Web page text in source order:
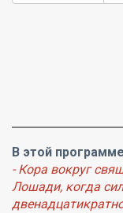
В этой
- Кора вокруг
Лошади, когда